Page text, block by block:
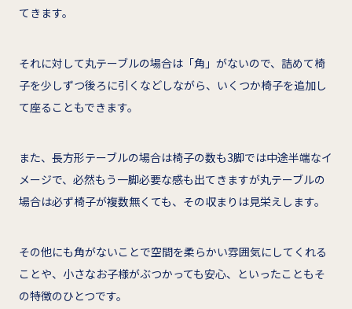
てきます。
それに対して丸テーブルの場合は「角」がないので、詰めて椅
子を少しずつ後ろに引くなどしながら、いくつか椅子を追加し
て座ることもできます。
また、長方形テーブルの場合は椅子の数も3脚では中途半端なイ
メージで、必然もう一脚必要な感も出てきますが丸テーブルの
場合は必ず椅子が複数無くても、その収まりは見栄えします。
その他にも角がないことで空間を柔らかい雰囲気にしてくれる
ことや、小さなお子様がぶつかっても安心、といったこともそ
の特徴のひとつです。